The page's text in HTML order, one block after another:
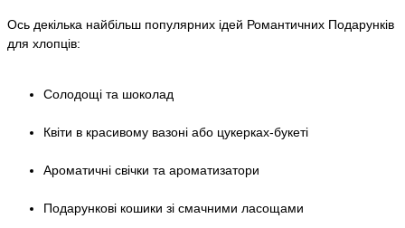
Ось декілька найбільш популярних ідей Романтичних Подарунків
для хлопців:
Солодощі та шоколад
Квіти в красивому вазоні або цукерках-букеті
Ароматичні свічки та ароматизатори
Подарункові кошики зі смачними ласощами